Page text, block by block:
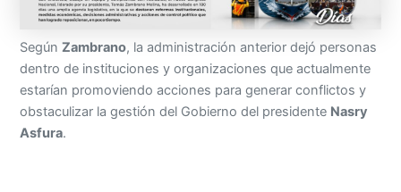
SegúnZambrano, la administración anterior dejó personas
dentro de instituciones y organizaciones que actualmente
estarían promoviendo acciones para generar conflictos y
obstaculizar la gestión del Gobierno del presidente Nasry
Asfura.